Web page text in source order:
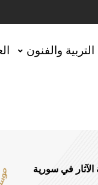
التربية والفنون
في سورية